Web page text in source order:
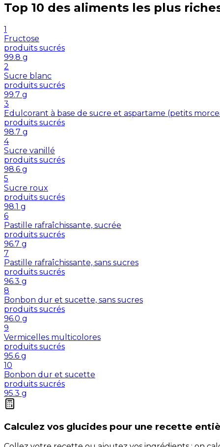
Top 10 des aliments les plus
1
Fructose
produits sucrés
99.8 g
2
Sucre blanc
produits sucrés
99.7 g
3
Edulcorant à base de sucre et aspartame (petits
produits sucrés
98.7 g
4
Sucre vanillé
produits sucrés
98.6 g
5
Sucre roux
produits sucrés
98.1 g
6
Pastille rafraîchissante, sucrée
produits sucrés
96.7 g
7
Pastille rafraîchissante, sans sucres
produits sucrés
96.3 g
8
Bonbon dur et sucette, sans sucres
produits sucrés
96.0 g
9
Vermicelles multicolores
produits sucrés
95.6 g
10
Bonbon dur et sucette
produits sucrés
95.3 g
Calculez vos glucides pour une recette